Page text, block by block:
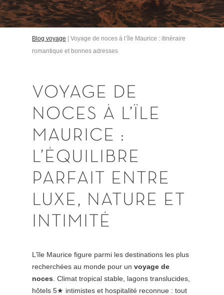
Blog voyage
Voyage de noces à l’île Maurice : itinéraire
romantique et bonnes adresses
VOYAGE
DE
NOCES À L’ÎLE
MAURICE :
L’ÉQUILIBRE
PARFAIT
ENTRE
LUXE, NATURE
ET
INTIMITÉ
L’île Maurice figure parmi les destinations les plus
recherchées au monde pour unvoyage de
noces . Climat tropical stable, lagons translucides,
hôtels 5★ intimistes et hospitalité reconnue : tout